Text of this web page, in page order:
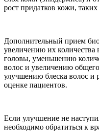
рост придатков кожи,
Дополнительный прием
увеличению их количества
головы, уменьшению
волос и увеличению
улучшению блеска волос и
оценке пациентов.
Если улучшение не
необходимо обратиться к